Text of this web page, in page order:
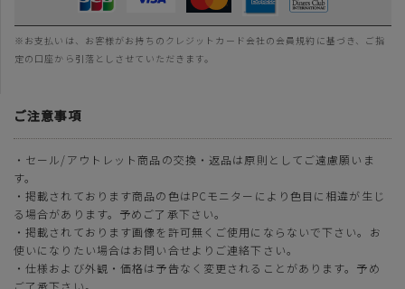
※お支払いは、お客様がお持ちのクレジットカード会社の会員規約に基づき、ご指
定の口座から引落としさせていただきます。
ご注意事項
・セール/アウトレット商品の交換・返品は原則としてご遠慮願いま
す。
・掲載されております商品の色はPCモニターにより色目に相違が生じ
る場合があります。予めご了承下さい。
・掲載されております画像を許可無くご使用にならないで下さい。お
使いになりたい場合はお問い合せよりご連絡下さい。
・仕様および外観・価格は予告なく変更されることがあります。予め
ご了承下さい。